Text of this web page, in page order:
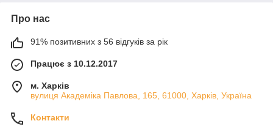
Про нас
91% позитивних з 56 відгуків за рік
Працює з 10.12.2017
м. Харків
вулиця Академіка Павлова, 165, 61000, Харків, Україна
Контакти